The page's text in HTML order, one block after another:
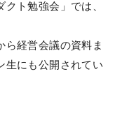
ト勉強会」では、
ら経営会議の資料ま
生にも公開されてい